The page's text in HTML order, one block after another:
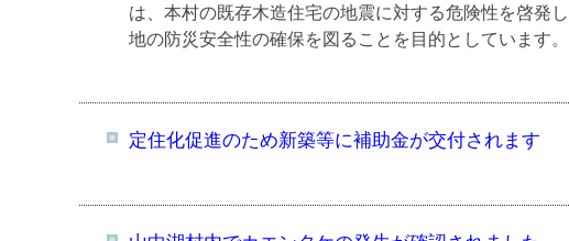
は、本村の既存木造住宅の地震に対する危険性を啓発
地の防災安全性の確保を図ることを目的としています。
定住化促進のため新築等に補助金が交付されます